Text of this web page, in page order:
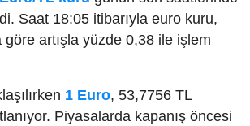
Saat 18:05 itibarıyla euro kuru,
göre artışla yüzde 0,38 ile işlem
1 Euro, 53,7756 TL
Piyasalarda kapanış öncesi